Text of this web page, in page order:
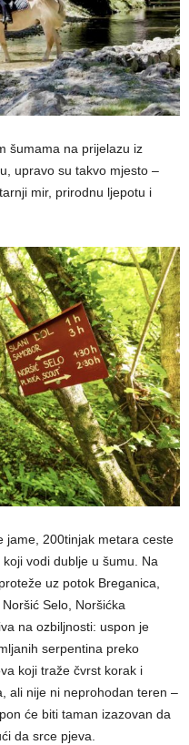
šumama na prijelazu iz
upravo su takvo mjesto –
mir, prirodnu ljepotu i
jame, 200tinjak metara ceste
vodi dublje u šumu. Na
uz potok Breganica,
Selo, Noršićka
na ozbiljnosti: uspon je
serpentina preko
koji traže čvrst korak i
ali nije ni neprohodan teren –
će biti taman izazovan da
da srce pjeva.